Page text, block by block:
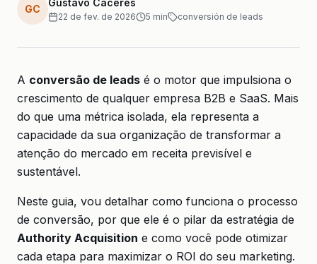
GC
Gustavo Cáceres
22 de fev. de 2026 5 min conversión de leads
A conversão de leads é o motor que impulsiona o
crescimento de qualquer empresa B2B e SaaS. Mais
do que uma métrica isolada, ela representa a
capacidade da sua organização de transformar a
atenção do mercado em receita previsível e
sustentável.
Neste guia, vou detalhar como funciona o processo
de conversão, por que ele é o pilar da estratégia de
Authority Acquisition e como você pode otimizar
cada etapa para maximizar o ROI do seu marketing.